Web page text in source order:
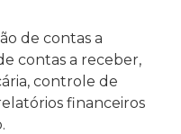
de contas a
contas a receber,
controle de
financeiros